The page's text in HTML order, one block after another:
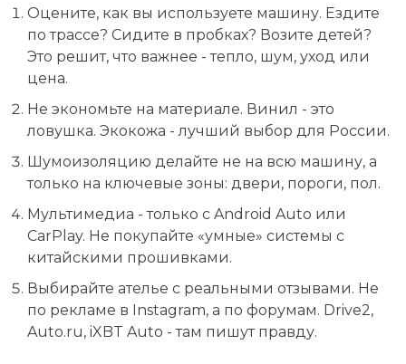
Оцените, как вы используете машину. Ездите
по трассе? Сидите в пробках? Возите детей?
Это решит, что важнее - тепло, шум, уход или
цена.
Не экономьте на материале. Винил - это
ловушка. Экокожа - лучший выбор для России.
Шумоизоляцию делайте не на всю машину, а
только на ключевые зоны: двери, пороги, пол.
Мультимедиа - только с Android Auto или
CarPlay. Не покупайте «умные» системы с
китайскими прошивками.
Выбирайте ателье с реальными отзывами. Не
по рекламе в Instagram, а по форумам. Drive2,
Auto.ru, iXBT Auto - там пишут правду.